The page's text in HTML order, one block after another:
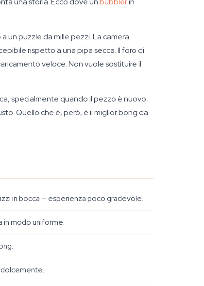
un puzzle da mille pezzi. La camera
rispetto a una pipa secca. Il foro di
veloce. Non vuole sostituire il
specialmente quando il pezzo è nuovo.
Quello che è, però, è il miglior bong da
in bocca — esperienza poco gradevole.
in modo uniforme.
dolcemente.